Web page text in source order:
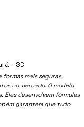
formas mais seguras,
no mercado. O modelo
desenvolvem fórmulas
garantem que tudo
- SC